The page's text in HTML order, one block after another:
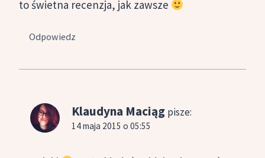
to świetna recenzja, jak zawsze
Odpowiedz
Klaudyna Maciąg pisze:
14 maja 2015 o 05:55